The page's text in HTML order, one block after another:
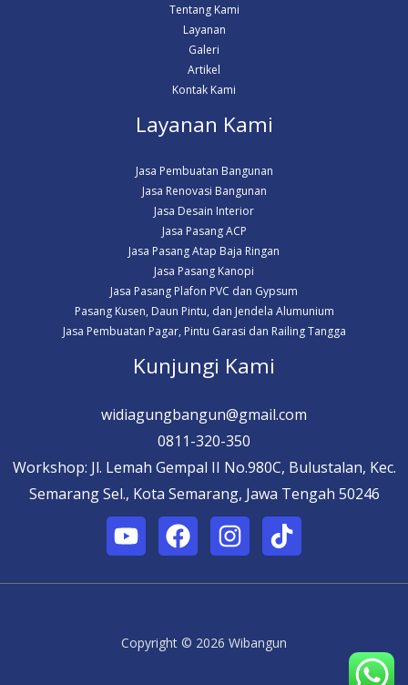
Tentang Kami
Layanan
Galeri
Artikel
Kontak Kami
Layanan Kami
Jasa Pembuatan Bangunan
Jasa Renovasi Bangunan
Jasa Desain Interior
Jasa Pasang ACP
Jasa Pasang Atap Baja Ringan
Jasa Pasang Kanopi
Jasa Pasang Plafon PVC dan Gypsum
Pasang Kusen, Daun Pintu, dan Jendela Alumunium
Jasa Pembuatan Pagar, Pintu Garasi dan Railing Tangga
Kunjungi Kami
widiagungbangun@gmail.com
0811-320-350
Workshop: Jl. Lemah Gempal II No.980C, Bulustalan, Kec.
Semarang Sel., Kota Semarang, Jawa Tengah 50246
Copyright © 2026 Wibangun